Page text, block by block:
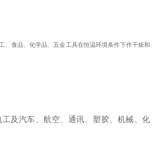
、食品、化学品、五金工具在恒温环境条件下作干燥和
及汽车、航空、通讯、塑胶、机械、化